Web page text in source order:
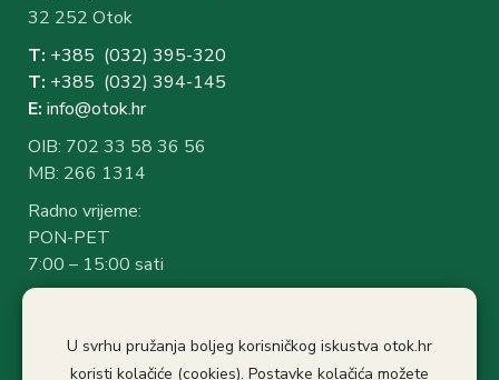
32 252 Otok
T: +385 (032) 395-320
T: +385 (032) 394-145
E: info@otok.hr
OIB: 702 33 58 36 56
MB: 266 1314
Radno vrijeme:
PON-PET
7:00 – 15:00 sati
Stanka: 10:30-11.00
U svrhu pružanja boljeg korisničkog iskustva otok.hr
koristi kolačiće (cookies). Postavke kolačića možete